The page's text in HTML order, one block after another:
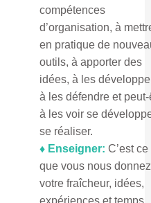
compétences
d’organisation, à
en pratique de
outils, à apporter des
idées, à les
à les défendre et peut-
à les voir se
se réaliser.
♦ Enseigner: C’est ce
que vous nous
votre fraîcheur, idées,
expériences et temps.